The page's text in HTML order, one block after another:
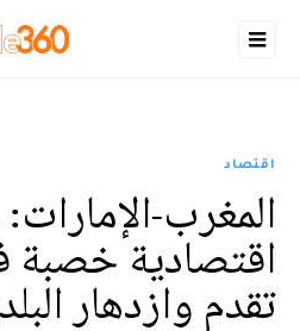
اقتصاد
المغرب-
اقتصادية
تقدم وازدهار